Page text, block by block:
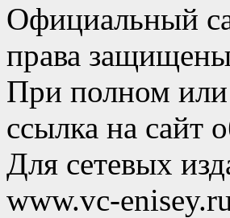
Официальный
права
При полном или
ссылка на сайт
Для сетевых
www.vc-